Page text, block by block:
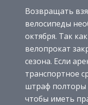
Возвращать
велосипеды
октября. Так
велопрокат
сезона. Если
транспортное
штраф полторы
чтобы иметь